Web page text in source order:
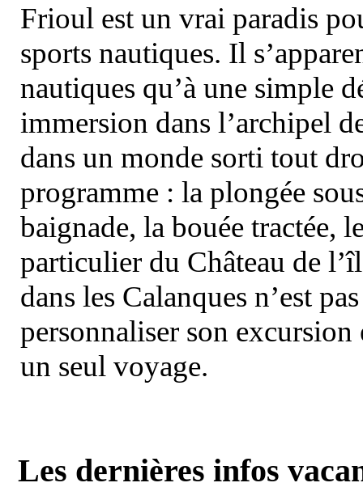
Frioul est un vrai paradis
sports nautiques. Il
nautiques qu’à une simple
immersion dans l’archipel
dans un monde sorti tout
programme : la plongée
baignade, la bouée tractée,
particulier du Château de
dans les Calanques n’est
personnaliser son
un seul voyage.
Les dernières infos